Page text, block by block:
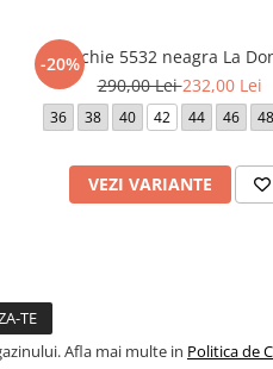
-20%Rochie 5532 neagra La
290,00 Lei232,00 Lei
36 38 40 42 44 46 48
VEZI VARIANTE
Afla mai multe in Politica de